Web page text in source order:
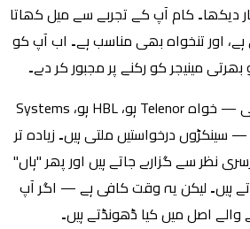
دیکھا۔ کام آپ کے تجربے سے میل کھاتا
اور تنخواہ بھی مناسب ہے۔ اب آپ کو
مینیجر کو رکنے پر مجبور کر دے۔
پاکستان میں ہر بڑی کمپنی — خواہ Telenor ہو، HBL ہو، Systems
Limited ہو یا کوئی NGO — سینکڑوں درخواستیں ملتی ہیں۔ زیادہ تر
نظر سے گزارے جاتے ہیں اور پھر "ہاں"
ہیں۔ لیکن یہ وقت کافی ہے — اگر آپ
اصل میں کیا ڈھونڈتے ہیں۔